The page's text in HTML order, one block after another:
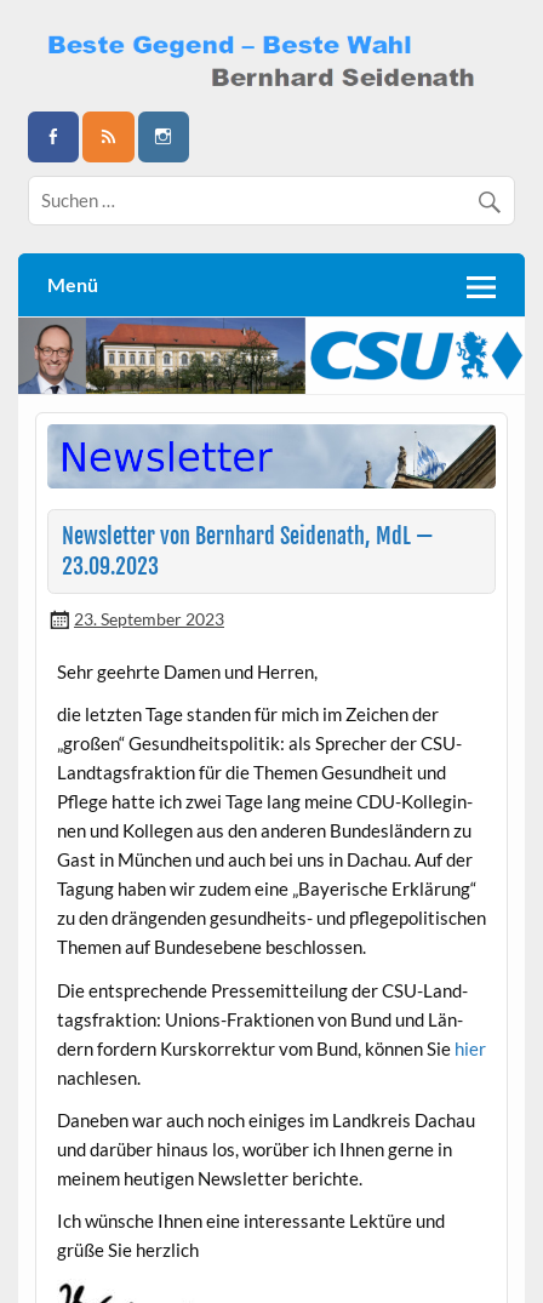
content
Bernhard Seidenath
Menü
Newsletter von Bernhard Seidenath, MdL —
23.09.2023
23. September 2023
Sehr geehrte Damen und Herren,
die let­zten Tage standen für mich im Zeichen der
„großen“ Gesund­heit­spoli­tik: als Sprech­er der CSU-
Land­tags­frak­tion für die The­men Gesund­heit und
Pflege hat­te ich zwei Tage lang meine CDU-Kol­legin­
nen und Kol­le­gen aus den anderen Bun­deslän­dern zu
Gast in München und auch bei uns in Dachau. Auf der
Tagung haben wir zudem eine „Bay­erische Erk­lärung“
zu den drän­gen­den gesund­heits- und pflege­poli­tis­chen
The­men auf Bun­de­sebene beschlossen.
Die entsprechende Pressemit­teilung der CSU-Land­
tags­frak­tion: Unions-Frak­tio­nen von Bund und Län­
dern fordern Kursko­r­rek­tur vom Bund, kön­nen Sie hier
nachlesen.
Daneben war auch noch einiges im Land­kreis Dachau
und darüber hin­aus los, worüber ich Ihnen gerne in
meinem heuti­gen Newslet­ter berichte.
Ich wün­sche Ihnen eine inter­es­sante Lek­türe und
grüße Sie herzlich